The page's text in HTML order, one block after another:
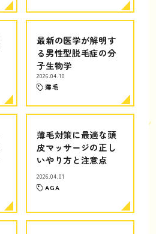
最新の医学が解明す
る男性型脱毛症の分
子生物学
2026.04.10
薄毛
薄毛対策に最適な頭
皮マッサージの正し
いやり方と注意点
2026.04.01
AGA